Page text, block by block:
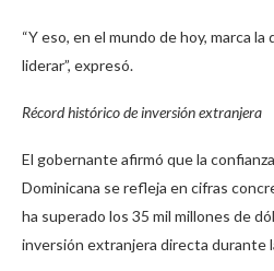
“Y eso, en el mundo de hoy, marca
liderar”, expresó.
Récord histórico de inversión extranjera
El gobernante afirmó que la
Dominicana se refleja en cifras
ha superado los 35 mil millones de
inversión extranjera directa durante